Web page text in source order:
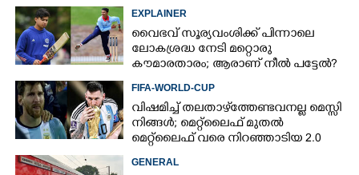
EXPLAINER
വൈഭവ് സൂര്യവംശിക്ക് പിന്നാലെ
ലോകശ്രദ്ധ നേടി മറ്റൊരു
കൗമാരതാരം; ആരാണ് നീൽ പട്ടേൽ?
FIFA-WORLD-CUP
വിഷമിച്ച് തലതാഴ്‌ത്തേണ്ടവനല്ല മെസ്സി
നിങ്ങള്‍; മെറ്റ്‌ലൈഫ് മുതല്‍
മെറ്റ്‌ലൈഫ് വരെ നിറഞ്ഞാടിയ 2.0
GENERAL